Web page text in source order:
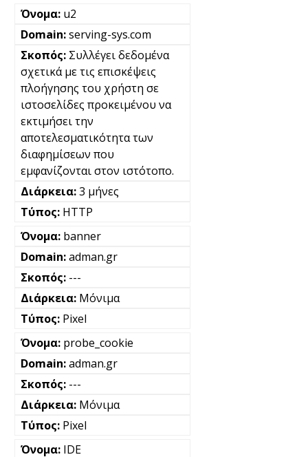
u2
serving-sys.com
Συλλέγει δεδομένα
σχετικά με τις επισκέψεις
πλοήγησης του χρήστη σε
ιστοσελίδες προκειμένου να
εκτιμήσει την
αποτελεσματικότητα των
διαφημίσεων που
εμφανίζονται στον ιστότοπο.
3 μήνες
HTTP
banner
adman.gr
---
Μόνιμα
Pixel
probe_cookie
adman.gr
---
Μόνιμα
Pixel
IDE